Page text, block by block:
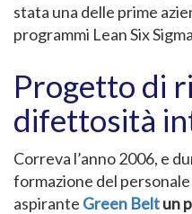
stata una delle prime
programmi Lean Six
Progetto di
difettosità
Correva l’anno 2006, e
formazione del personale
aspirante Green Beltun